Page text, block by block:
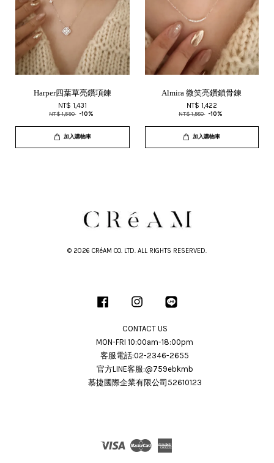
Harper四葉草亮鑽項鍊
NT$ 1,431
NT$ 1,590 -10%
加入購物車
Almira 微笑亮鑽鎖骨鍊
NT$ 1,422
NT$ 1,580 -10%
加入購物車
© 2026 CRéAM CO. LTD. ALL RIGHTS RESERVED.
Facebook Instagram
CONTACT US
MON-FRI 10:00am-18:00pm
客服電話:02-2346-2655
官方LINE客服:@759ebkmb
慕捷國際企業有限公司52610123
Visa Master